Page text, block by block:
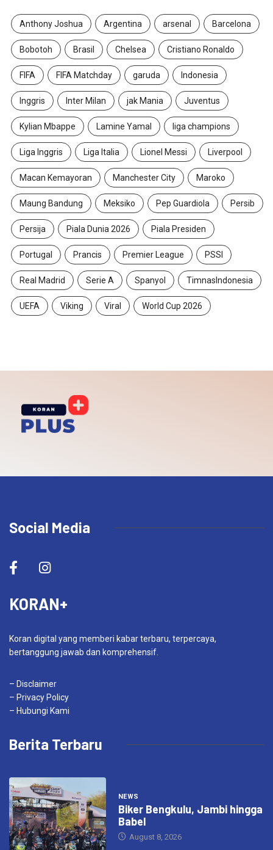
Anthony Joshua Argentina arsenal Barcelona
Bobotoh Brasil Chelsea Cristiano Ronaldo
FIFA FIFA Matchday garuda Indonesia
Inggris Inter Milan jak Mania Juventus
Kylian Mbappe Lamine Yamal liga champions
Liga Inggris Liga Italia Lionel Messi Liverpool
Macan Kemayoran Manchester City Maroko
Maung Bandung Meksiko Pep Guardiola Persib
Persija Piala Dunia 2026 Piala Presiden
Portugal Prancis Premier League PSSI
Real Madrid Serie A Spanyol TimnasIndonesia
UEFA Viking Viral World Cup 2026
Social Media
KORAN+
Koran digital yang memberi kabar terbaru, terpercaya,
bertanggung jawab dan komprehensif.
– Disclaimer
– Privacy Policy
– Hubungi Kami
Berita Terbaru
NEWS
Biker Bengkulu, Jambi hingga
Babel
August 8, 2026